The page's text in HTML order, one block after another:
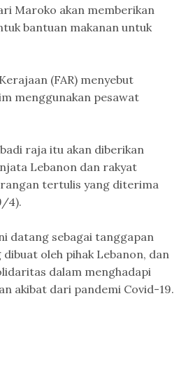
Maroko akan memberikan
bantuan makanan untuk
(FAR) menyebut
menggunakan pesawat
raja itu akan diberikan
Lebanon dan rakyat
tertulis yang diterima
4).
datang sebagai tanggapan
oleh pihak Lebanon, dan
dalam menghadapi
akibat dari pandemi Covid-19.